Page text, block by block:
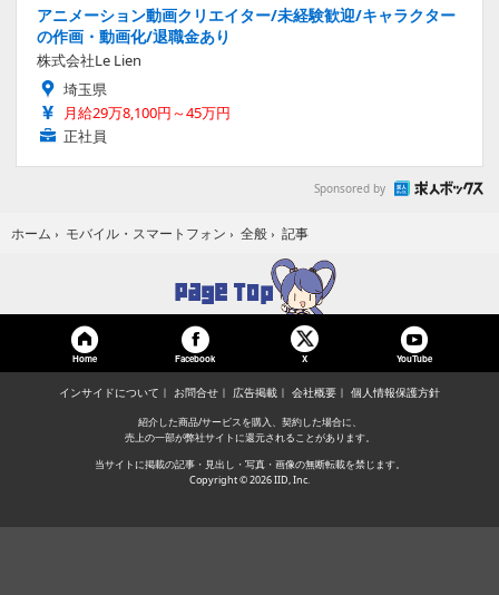
アニメーション動画クリエイター/未経験歓迎/キャラクター
の作画・動画化/退職金あり
株式会社Le Lien
埼玉県
月給29万8,100円～45万円
正社員
Sponsored by
ホーム › モバイル・スマートフォン › 全般 › 記事
Home Facebook X YouTube
インサイドについて お問合せ 広告掲載 会社概要 個人情報保護方針
紹介した商品/サービスを購入、契約した場合に、
売上の一部が弊社サイトに還元されることがあります。
当サイトに掲載の記事・見出し・写真・画像の無断転載を禁じます。
Copyright © 2026 IID, Inc.